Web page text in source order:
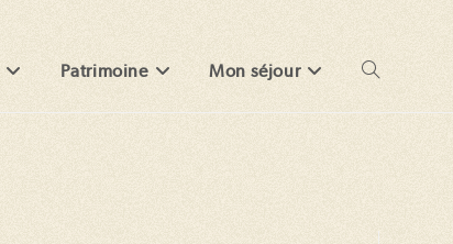
Patrimoine Mon séjour Toggle
search